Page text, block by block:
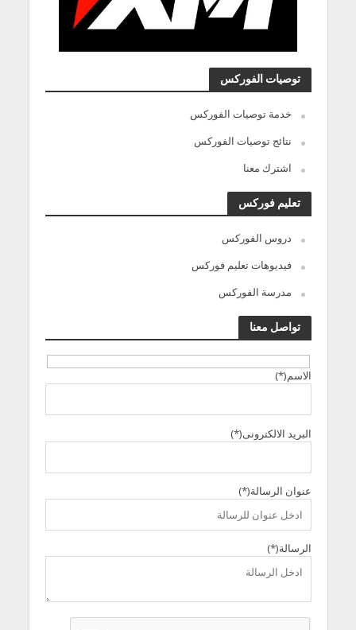
توصيات الفوركس
خدمة توصيات الفوركس
نتائج توصيات الفوركس
اشترك معنا
تعليم فوركس
دروس الفوركس
فيديوهات تعليم فوركس
مدرسة الفوركس
تواصل معنا
الاسم(*)
البريد الالكترونى(*)
عنوان الرسالة(*)
الرسالة(*)